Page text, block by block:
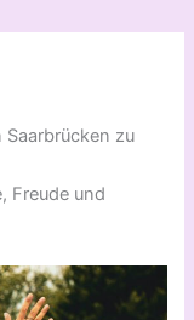
zu
Freude und